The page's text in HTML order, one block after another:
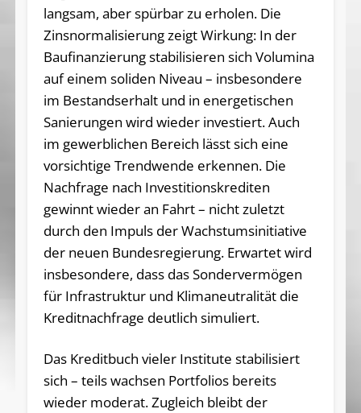
langsam, aber spürbar zu erholen. Die
Zinsnormalisierung zeigt Wirkung: In der
Baufinanzierung stabilisieren sich Volumina
auf einem soliden Niveau – insbesondere
im Bestandserhalt und in energetischen
Sanierungen wird wieder investiert. Auch
im gewerblichen Bereich lässt sich eine
vorsichtige Trendwende erkennen. Die
Nachfrage nach Investitionskrediten
gewinnt wieder an Fahrt – nicht zuletzt
durch den Impuls der Wachstumsinitiative
der neuen Bundesregierung. Erwartet wird
insbesondere, dass das Sondervermögen
für Infrastruktur und Klimaneutralität die
Kreditnachfrage deutlich simuliert.
Das Kreditbuch vieler Institute stabilisiert
sich – teils wachsen Portfolios bereits
wieder moderat. Zugleich bleibt der